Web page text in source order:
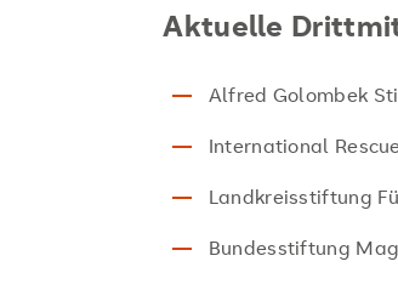
Aktuelle
Alfred Golombek
International
Landkreisstiftung
Bundesstiftung